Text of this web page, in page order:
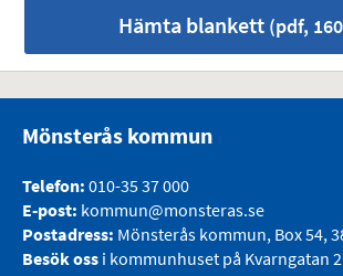
Hämta blankett(pdf,
Mönsterås kommun
Telefon: 010-35 37 000
E-post: kommun@monsteras.se
Postadress: Mönsterås kommun, Box 54,
Besök oss i kommunhuset på Kvarngatan 2